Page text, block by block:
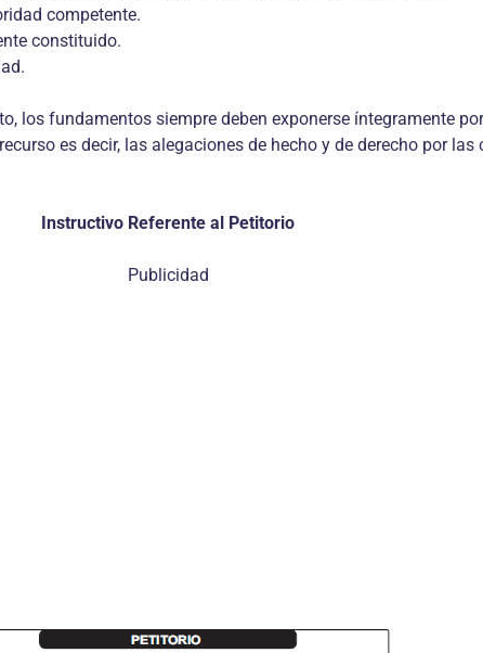
competente.
constituido.
los fundamentos siempre deben exponerse íntegramente
es decir, las alegaciones de hecho y de derecho por
Instructivo Referente al Petitorio
Publicidad